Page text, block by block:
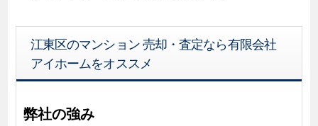
江東区のマンション 売却・査定なら有限会社
アイホームをオススメ
弊社の強み